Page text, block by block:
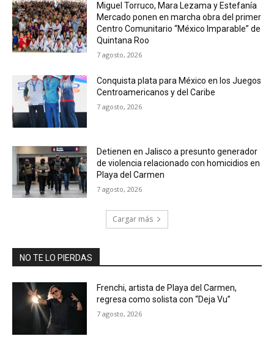
Miguel Torruco, Mara Lezama y Estefanía
Mercado ponen en marcha obra del primer
Centro Comunitario “México Imparable” de
Quintana Roo
7 agosto, 2026
Conquista plata para México en los Juegos
Centroamericanos y del Caribe
7 agosto, 2026
Detienen en Jalisco a presunto generador
de violencia relacionado con homicidios en
Playa del Carmen
7 agosto, 2026
Cargar más
NO TE LO PIERDAS
Frenchi, artista de Playa del Carmen,
regresa como solista con “Deja Vu”
7 agosto, 2026